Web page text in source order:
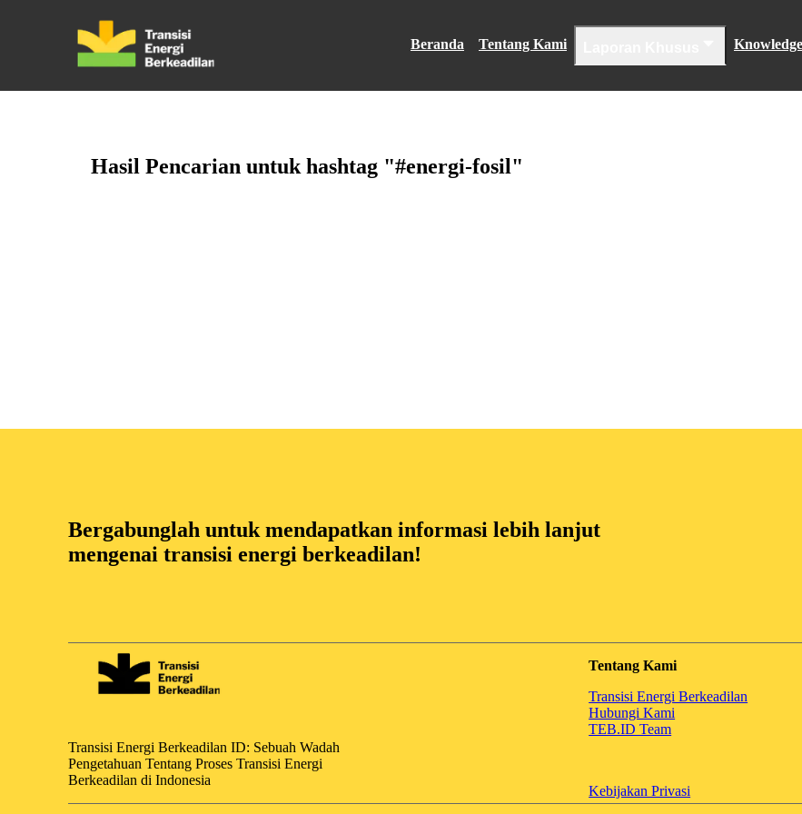
Beranda Tentang Kami
Hasil Pencarian untuk hashtag "#energi-fosil"
Bergabunglah untuk mendapatkan informasi lebih lanjut
mengenai transisi energi berkeadilan!
Transisi Energi Berkeadilan ID: Sebuah Wadah
Pengetahuan Tentang Proses Transisi Energi
Berkeadilan di Indonesia
Tentang Kami
Transisi Energi Berkeadilan
Hubungi Kami
TEB.ID Team
Kebijakan Privasi